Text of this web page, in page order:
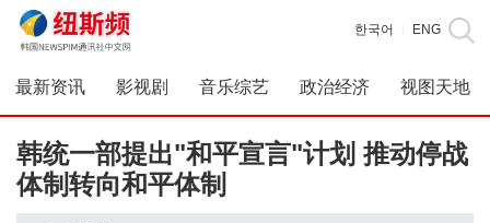
한국어 ENG
最新资讯 影视剧 音乐综艺 政治经济 视图天地
韩统一部提出"和平宣言"计划 推动停战
体制转向和平体制